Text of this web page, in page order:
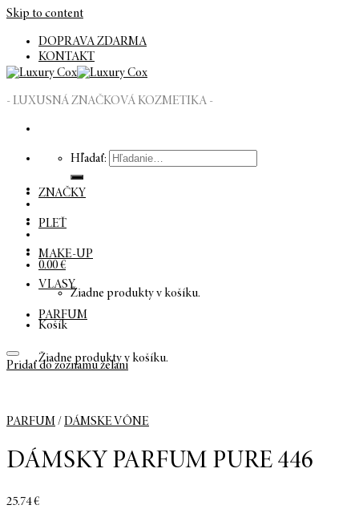
Skip to content
DOPRAVA ZDARMA
KONTAKT
- LUXUSNÁ ZNAČKOVÁ KOZMETIKA -
Hľadať:
0.00€
Žiadne produkty v košíku.
Košík
Žiadne produkty v košíku.
ZNAČKY
PLEŤ
MAKE-UP
VLASY
PARFUM
Pridať do zoznamu želaní
PARFUM/ DÁMSKE VÔNE
DÁMSKY PARFUM PURE 446
25.74€